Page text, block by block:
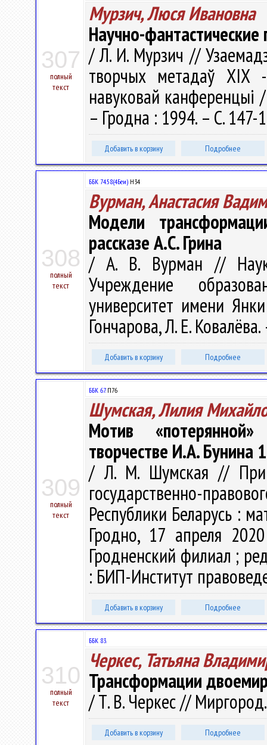
307
полный
текст
Мурзич, Люся Ивановна
Научно-
/ Л. И. Мурзич //
творчых метадаў XIX
навуковай канференцыі
– Гродна : 1994. – С. 147-
Добавить в корзину Подробнее
308
полный
текст
ББК 74.58(4Беи) Н34
Вурман, Анастасия
Модели
рассказе А.С. Грина
/ А. В. Вурман //
Учреждение
университет имени
Гончарова, Л. Е.
Добавить в корзину Подробнее
309
полный
текст
ББК 67.П76
Шумская, Лилия
Мотив
творчестве И.А. Бунина
/ Л. М. Шумская //
государственно-
Республики Беларусь :
Гродно, 17 апреля
Гродненский филиал ;
: БИП-Институт
Добавить в корзину Подробнее
310
полный
текст
ББК 83.
Черкес, Татьяна
Трансформации
/ Т. В. Черкес //
Добавить в корзину Подробнее